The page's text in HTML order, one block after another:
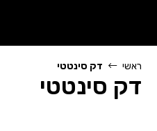
ראשי דק סינטטי
דק סינטטי